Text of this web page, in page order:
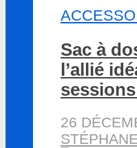
Sac à
l’allié
26